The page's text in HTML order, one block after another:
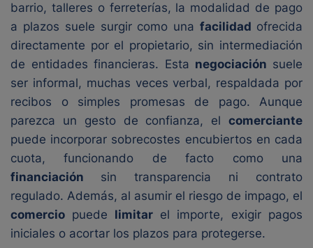
barrio, talleres o ferreterías, la modalidad de pago
a plazos suele surgir como unafacilidad ofrecida
directamente por el propietario, sin intermediación
de entidades financieras. Esta negociación suele
ser informal, muchas veces verbal, respaldada por
recibos o simples promesas de pago. Aunque
parezca un gesto de confianza, el comerciante
puede incorporar sobrecostes encubiertos en cada
cuota, funcionando de facto como una
financiación sin transparencia ni contrato
regulado. Además, al asumir el riesgo de impago, el
comercio puede limitar el importe, exigir pagos
iniciales o acortar los plazos para protegerse.